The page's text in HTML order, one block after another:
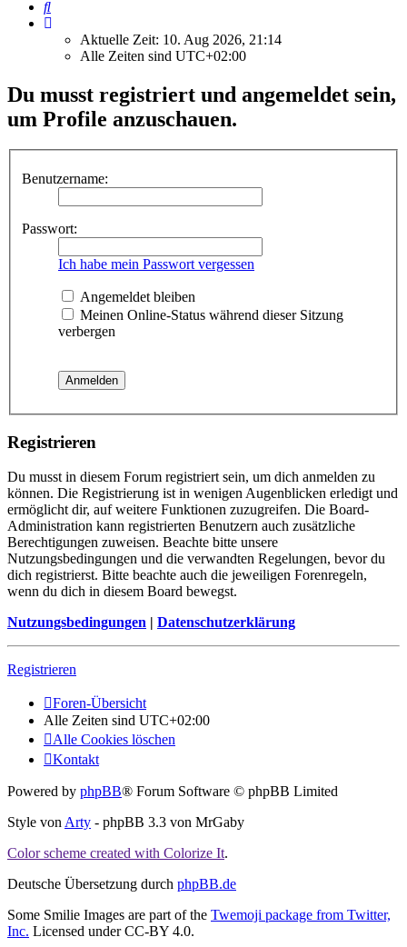
Suche
Aktuelle Zeit: 10. Aug 2026, 21:14
Alle Zeiten sind UTC+02:00
Du musst registriert und angemeldet sein,
um Profile anzuschauen.
Benutzername:
Passwort:
Ich habe mein Passwort vergessen
Angemeldet bleiben
Meinen Online-Status während dieser Sitzung
verbergen
Registrieren
Du musst in diesem Forum registriert sein, um dich anmelden zu
können. Die Registrierung ist in wenigen Augenblicken erledigt und
ermöglicht dir, auf weitere Funktionen zuzugreifen. Die Board-
Administration kann registrierten Benutzern auch zusätzliche
Berechtigungen zuweisen. Beachte bitte unsere
Nutzungsbedingungen und die verwandten Regelungen, bevor du
dich registrierst. Bitte beachte auch die jeweiligen Forenregeln,
wenn du dich in diesem Board bewegst.
Nutzungsbedingungen | Datenschutzerklärung
Registrieren
Foren-Übersicht
Alle Zeiten sind UTC+02:00
Alle Cookies löschen
Kontakt
Powered by phpBB® Forum Software © phpBB Limited
Style vonArty - phpBB 3.3 von MrGaby
Color scheme created with Colorize It.
Deutsche Übersetzung durch phpBB.de
Some Smilie Images are part of the Twemoji package from Twitter,
Inc. Licensed under CC-BY 4.0.